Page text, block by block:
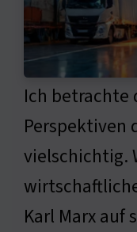
Ich betrachte
Perspektiven
vielschichtig.
Karl Marx auf